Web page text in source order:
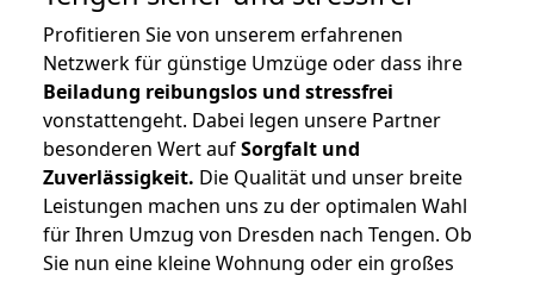
Profitieren Sie von unserem erfahrenen
Netzwerk für günstige Umzüge oder dass ihre
Beiladung reibungslos und stressfrei
vonstattengeht. Dabei legen unsere Partner
besonderen Wert aufSorgfalt und
Zuverlässigkeit. Die Qualität und unser breite
Leistungen machen uns zu der optimalen Wahl
für Ihren Umzug von Dresden nach Tengen. Ob
Sie nun eine kleine Wohnung oder ein großes